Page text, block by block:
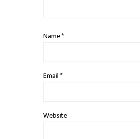
Name*
Email*
Website